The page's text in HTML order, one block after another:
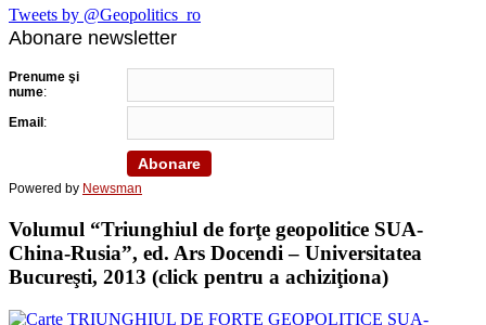
Tweets by @Geopolitics_ro
Abonare newsletter
Prenume şi
nume:
Email:
Powered by Newsman
Volumul “Triunghiul de forţe geopolitice SUA-
China-Rusia”, ed. Ars Docendi – Universitatea
Bucureşti, 2013 (click pentru a achiziţiona)